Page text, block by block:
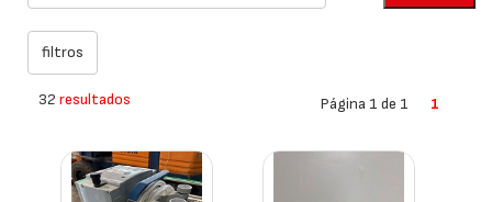
32 resultados Página 1 de 1 1